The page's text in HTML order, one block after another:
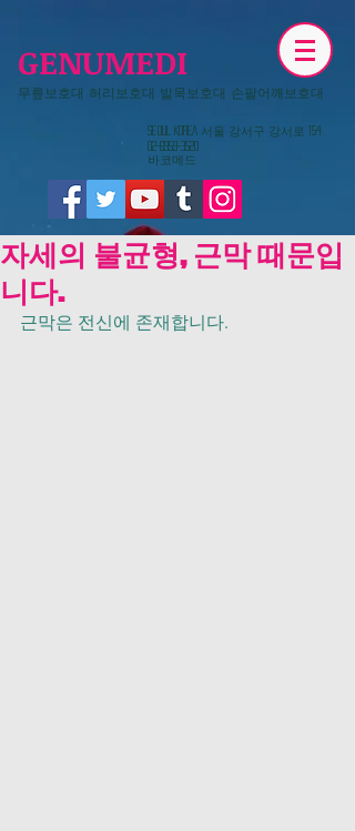
GENUMEDI
무릎보호대 허리보호대 발목보호대 손팔어깨보호대
​Seoul KOREA 서울 강서구 강서로 154
02-6959-3520
​바코메드
자세의 불균형, 근막 때문입
니다.
근막은 전신에 존재합니다.